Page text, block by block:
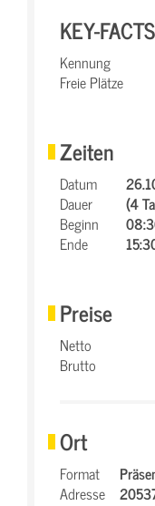
KEY-FACTS
Kennung
Freie Plätze
Zeiten
Datum
Dauer
(4
Beginn
Ende
Preise
Netto
Brutto
Ort
Format
Adresse